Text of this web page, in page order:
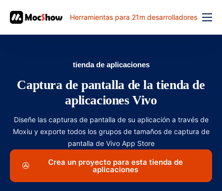
Herramientas para 21m desarrolladores
Función
problema comun
banco de trabajo
tienda de aplicaciones
Captura de pantalla de la tienda de
aplicaciones Vivo
Diseñe las capturas de pantalla de su aplicación a través de
Moxiu y exporte todos los grupos de tamaños de captura de
pantalla de Vivo App Store
Crea un proyecto para esta tienda de
aplicaciones